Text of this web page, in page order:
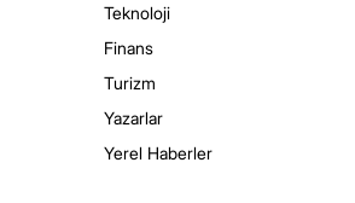
Teknoloji
Finans
Turizm
Yazarlar
Yerel Haberler